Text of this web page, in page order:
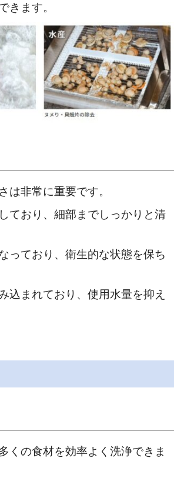
きます。
は非常に重要です。
ており、細部までしっかりと清
っており、衛生的な状態を保ち
込まれており、使用水量を抑え
くの食材を効率よく洗浄できま